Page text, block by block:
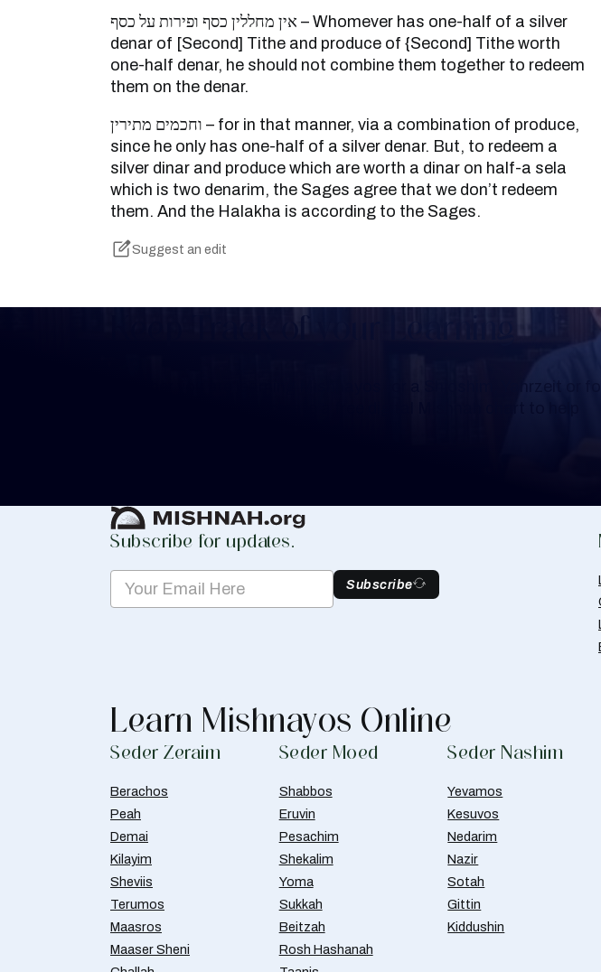
אין מחללין כסף ופירות על כסף – Whomever has one-half of a silver
denar of [Second] Tithe and produce of {Second] Tithe worth
one-half denar, he should not combine them together to redeem
them on the denar.
וחכמים מתירין – for in that manner, via a combination of produce,
since he only has one-half of a silver denar. But, to redeem a
silver dinar and produce which are worth a dinar on half-a sela
which is two denarim, the Sages agree that we don’t redeem
them. And the Halakha is according to the Sages.
Suggest an edit
Keep Track of your Learning
Subscribe for updates.
Subscribe
Learn Mishnayos Online
Seder Zeraim
Berachos
Peah
Demai
Kilayim
Sheviis
Terumos
Maasros
Maaser Sheni
Seder Moed
Shabbos
Eruvin
Pesachim
Shekalim
Yoma
Sukkah
Beitzah
Rosh Hashanah
Seder Nashim
Yevamos
Kesuvos
Nedarim
Nazir
Sotah
Gittin
Kiddushin